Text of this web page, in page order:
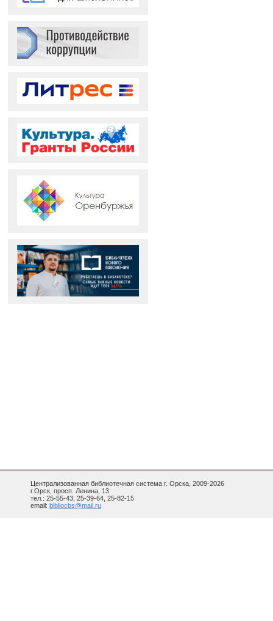
Централизованная библиотечная система г. Орска, 2009-2026
г.Орск, просп. Ленина, 13
тел.: 25-55-43, 25-39-64, 25-82-15
email: bibliocbs@mail.ru